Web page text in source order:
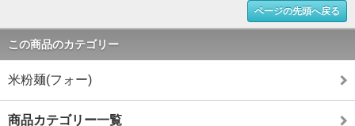
ページの先頭へ戻る
この商品のカテゴリー
米粉麺(フォー)
商品カテゴリー一覧